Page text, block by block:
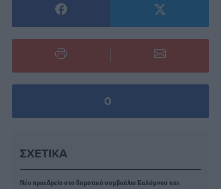
0
ΣΧΕΤΙΚΆ
Νέο προεδρείο στο δημοτικό συμβούλιο Καλύμνου και